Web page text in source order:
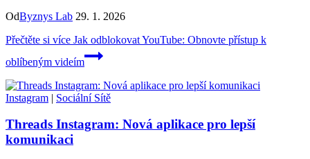
OdByznys Lab 29. 1. 2026
Přečtěte si více Jak odblokovat YouTube: Obnovte přístup k
oblíbeným videím
Instagram | Sociální Sítě
Threads Instagram: Nová aplikace pro lepší
komunikaci